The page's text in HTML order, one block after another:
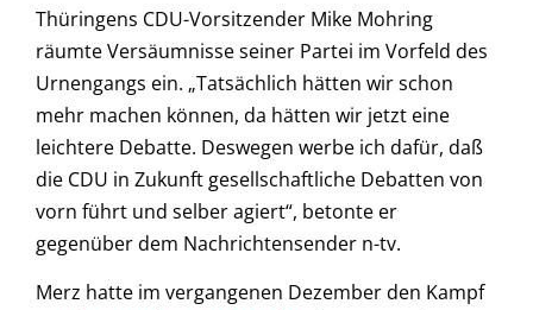
Thüringens CDU-Vorsitzender Mike Mohring
räumte Versäumnisse seiner Partei im Vorfeld des
Urnengangs ein. „Tatsächlich hätten wir schon
mehr machen können, da hätten wir jetzt eine
leichtere Debatte. Deswegen werbe ich dafür, daß
die CDU in Zukunft gesellschaftliche Debatten von
vorn führt und selber agiert“, betonte er
gegenüber dem Nachrichtensender n-tv.
Merz hatte im vergangenen Dezember den Kampf